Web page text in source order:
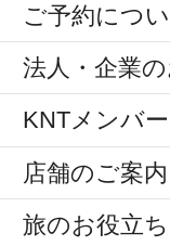
ご予約につ
法人・企業
KNTメンバ
店舗のご案内
旅のお役立